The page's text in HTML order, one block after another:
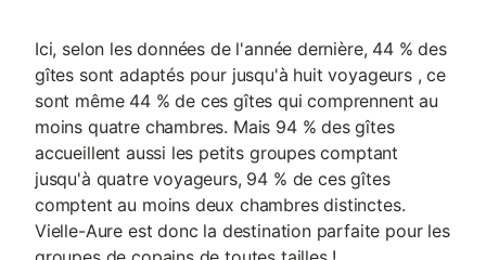
Ici, selon les données de l'année dernière, 44 % des
gîtes sont adaptés pour jusqu'à huit voyageurs , ce
sont même 44 % de ces gîtes qui comprennent au
moins quatre chambres. Mais 94 % des gîtes
accueillent aussi les petits groupes comptant
jusqu'à quatre voyageurs, 94 % de ces gîtes
comptent au moins deux chambres distinctes.
Vielle-Aure est donc la destination parfaite pour les